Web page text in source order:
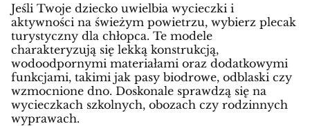
Jeśli Twoje dziecko uwielbia wycieczki i
aktywności na świeżym powietrzu, wybierz plecak
turystyczny dla chłopca. Te modele
charakteryzują się lekką konstrukcją,
wodoodpornymi materiałami oraz dodatkowymi
funkcjami, takimi jak pasy biodrowe, odblaski czy
wzmocnione dno. Doskonale sprawdzą się na
wycieczkach szkolnych, obozach czy rodzinnych
wyprawach.